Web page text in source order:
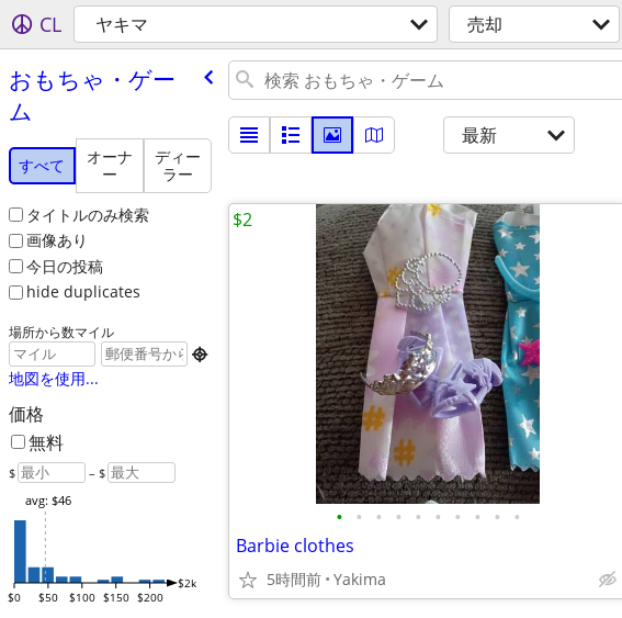
CL ヤキマ 売却
おもちゃ・ゲー
ム
すべて
オーナ
ー
ディー
ラー
タイトルのみ検索
画像あり
今日の投稿
hide duplicates
場所から数マイル

地図を使用...
価格
無料
$ – $
$0 $50 $100 $150 $200
$2k
avg: $46
最新
• • • • • • • • • •
Barbie clothes
5時間前 Yakima
$2